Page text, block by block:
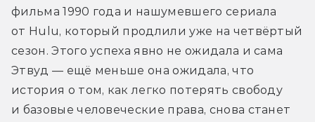
фильма 1990 года и нашумевшего сериала
от Hulu, который продлили уже на четвёртый
сезон. Этого успеха явно не ожидала и сама
Этвуд — ещё меньше она ожидала, что
история о том, как легко потерять свободу
и базовые человеческие права, снова станет